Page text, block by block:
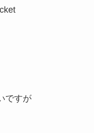
ですが